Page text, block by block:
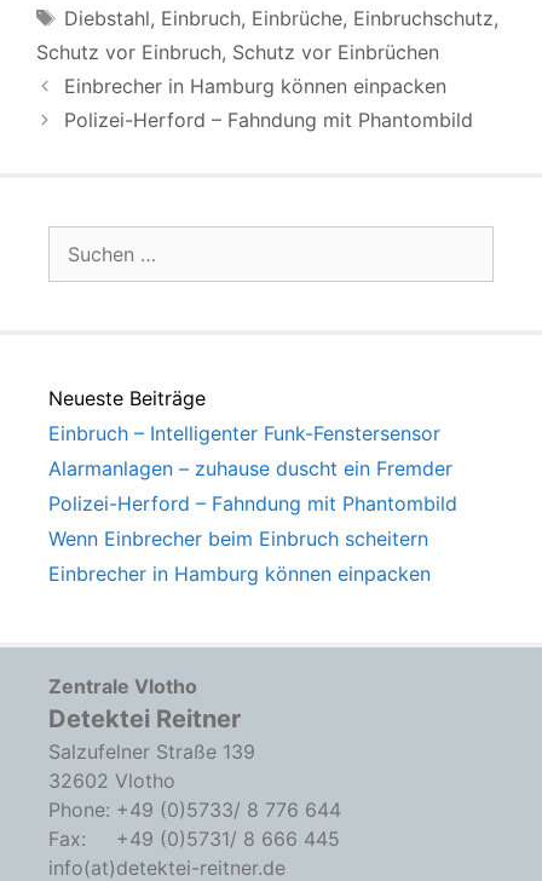
Schlagwörter
Diebstahl, Einbruch, Einbrüche, Einbruchschutz,
Schutz vor Einbruch, Schutz vor Einbrüchen
Einbrecher in Hamburg können einpacken
Polizei-Herford – Fahndung mit Phantombild
nach:
Neueste Beiträge
Einbruch – Intelligenter Funk-Fenstersensor
Alarmanlagen – zuhause duscht ein Fremder
Polizei-Herford – Fahndung mit Phantombild
Wenn Einbrecher beim Einbruch scheitern
Einbrecher in Hamburg können einpacken
Zentrale Vlotho
Detektei Reitner
Salzufelner Straße 139
32602 Vlotho
Phone: +49 (0)5733/ 8 776 644
Fax: +49 (0)5731/ 8 666 445
info(at)detektei-reitner.de